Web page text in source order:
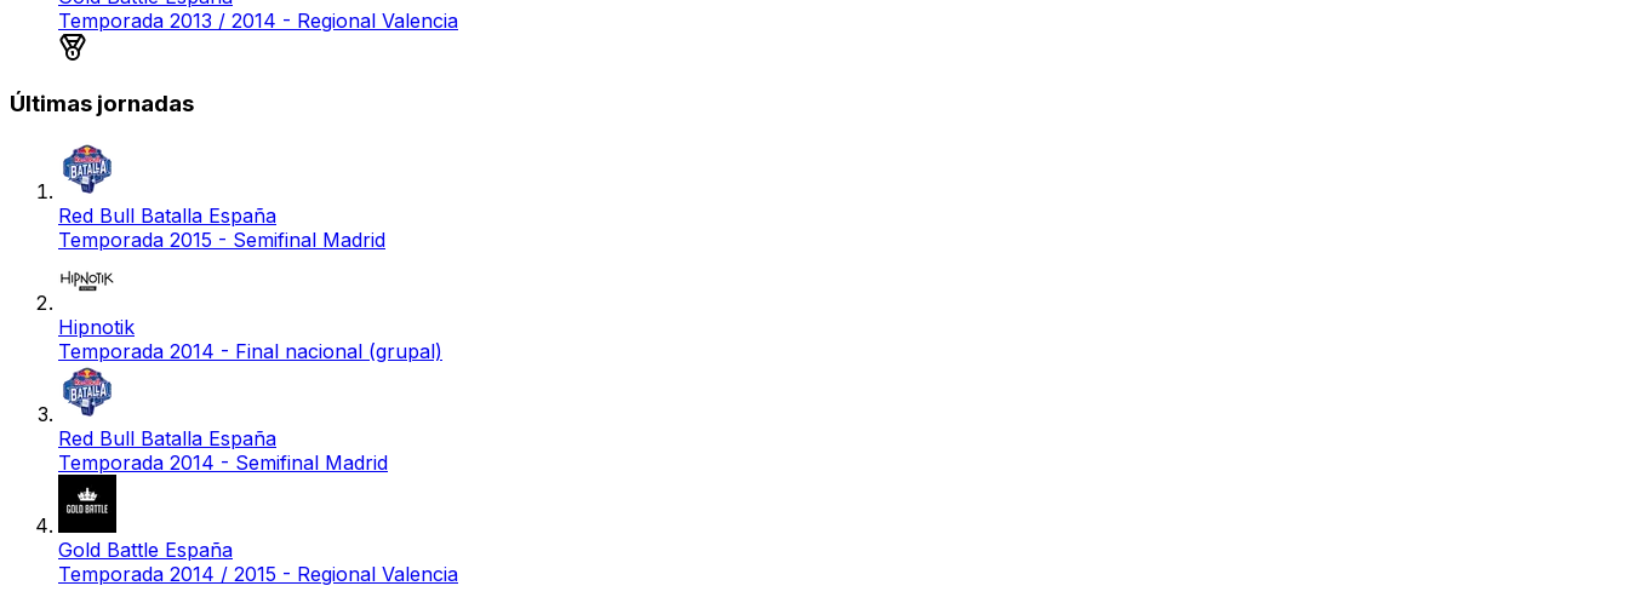
Temporada 2013 / 2014 - Regional Valencia
Últimas jornadas
Red Bull Batalla España
Temporada 2015 - Semifinal Madrid
Hipnotik
Temporada 2014 - Final nacional (grupal)
Red Bull Batalla España
Temporada 2014 - Semifinal Madrid
Gold Battle España
Temporada 2014 / 2015 - Regional Valencia